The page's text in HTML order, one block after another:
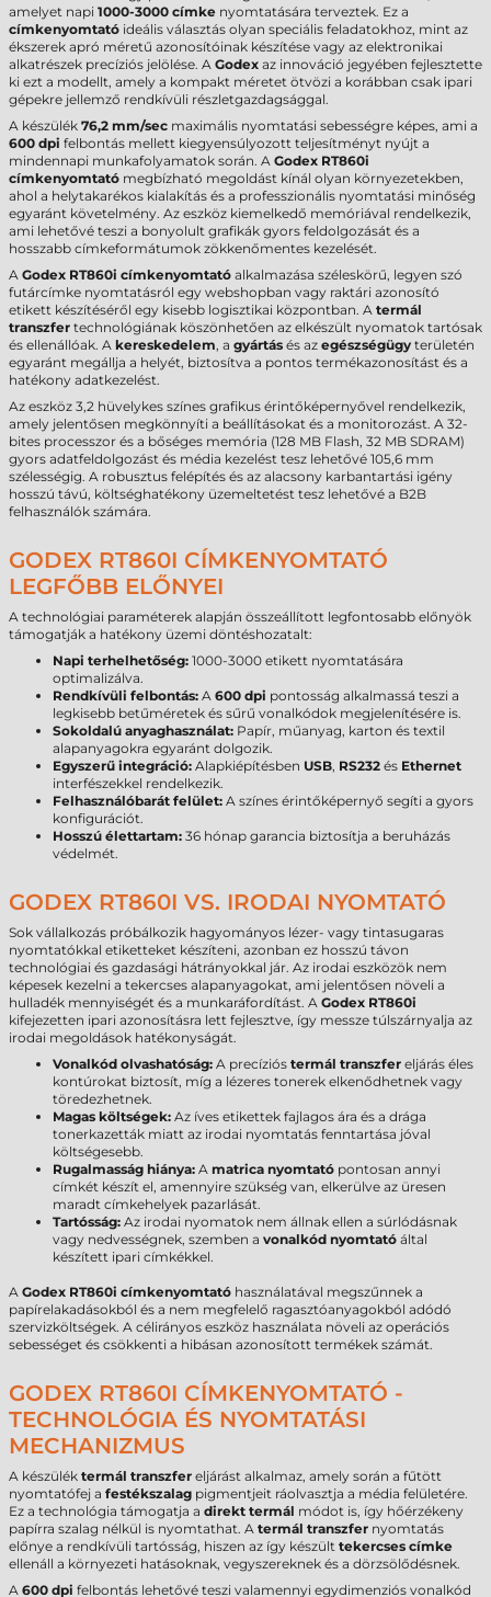
amelyet napi 1000-3000 címke nyomtatására terveztek. Ez a
címkenyomtató ideális választás olyan speciális feladatokhoz, mint az
ékszerek apró méretű azonosítóinak készítése vagy az elektronikai
alkatrészek precíziós jelölése. A Godex az innováció jegyében fejlesztette
ki ezt a modellt, amely a kompakt méretet ötvözi a korábban csak ipari
gépekre jellemző rendkívüli részletgazdagsággal.
A készülék 76,2 mm/sec maximális nyomtatási sebességre képes, ami a
600 dpi felbontás mellett kiegyensúlyozott teljesítményt nyújt a
mindennapi munkafolyamatok során. A Godex RT860i
címkenyomtató megbízható megoldást kínál olyan környezetekben,
ahol a helytakarékos kialakítás és a professzionális nyomtatási minőség
egyaránt követelmény. Az eszköz kiemelkedő memóriával rendelkezik,
ami lehetővé teszi a bonyolult grafikák gyors feldolgozását és a
hosszabb címkeformátumok zökkenőmentes kezelését.
A Godex RT860i címkenyomtató alkalmazása széleskörű, legyen szó
futárcímke nyomtatásról egy webshopban vagy raktári azonosító
etikett készítéséről egy kisebb logisztikai központban. A termál
transzfer technológiának köszönhetően az elkészült nyomatok tartósak
és ellenállóak. A kereskedelem, a gyártás és az egészségügy területén
egyaránt megállja a helyét, biztosítva a pontos termékazonosítást és a
hatékony adatkezelést.
Az eszköz 3,2 hüvelykes színes grafikus érintőképernyővel rendelkezik,
amely jelentősen megkönnyíti a beállításokat és a monitorozást. A 32-
bites processzor és a bőséges memória (128 MB Flash, 32 MB SDRAM)
gyors adatfeldolgozást és média kezelést tesz lehetővé 105,6 mm
szélességig. A robusztus felépítés és az alacsony karbantartási igény
hosszú távú, költséghatékony üzemeltetést tesz lehetővé a B2B
felhasználók számára.
GODEX RT860I CÍMKENYOMTATÓ
LEGFŐBB ELŐNYEI
A technológiai paraméterek alapján összeállított legfontosabb előnyök
támogatják a hatékony üzemi döntéshozatalt:
Napi terhelhetőség: 1000-3000 etikett nyomtatására
optimalizálva.
Rendkívüli felbontás: A 600 dpi pontosság alkalmassá teszi a
legkisebb betűméretek és sűrű vonalkódok megjelenítésére is.
Sokoldalú anyaghasználat: Papír, műanyag, karton és textil
alapanyagokra egyaránt dolgozik.
Egyszerű integráció: Alapkiépítésben USB, RS232 és Ethernet
interfészekkel rendelkezik.
Felhasználóbarát felület: A színes érintőképernyő segíti a gyors
konfigurációt.
Hosszú élettartam: 36 hónap garancia biztosítja a beruházás
védelmét.
GODEX RT860I VS. IRODAI NYOMTATÓ
Sok vállalkozás próbálkozik hagyományos lézer- vagy tintasugaras
nyomtatókkal etiketteket készíteni, azonban ez hosszú távon
technológiai és gazdasági hátrányokkal jár. Az irodai eszközök nem
képesek kezelni a tekercses alapanyagokat, ami jelentősen növeli a
hulladék mennyiségét és a munkaráfordítást. A Godex RT860i
kifejezetten ipari azonosításra lett fejlesztve, így messze túlszárnyalja az
irodai megoldások hatékonyságát.
Vonalkód olvashatóság: A precíziós termál transzfer eljárás éles
kontúrokat biztosít, míg a lézeres tonerek elkenődhetnek vagy
töredezhetnek.
Magas költségek: Az íves etikettek fajlagos ára és a drága
tonerkazetták miatt az irodai nyomtatás fenntartása jóval
költségesebb.
Rugalmasság hiánya: A matrica nyomtató pontosan annyi
címkét készít el, amennyire szükség van, elkerülve az üresen
maradt címkehelyek pazarlását.
Tartósság: Az irodai nyomatok nem állnak ellen a súrlódásnak
vagy nedvességnek, szemben a vonalkód nyomtató által
készített ipari címkékkel.
A Godex RT860i címkenyomtató használatával megszűnnek a
papírelakadásokból és a nem megfelelő ragasztóanyagokból adódó
szervizköltségek. A célirányos eszköz használata növeli az operációs
sebességet és csökkenti a hibásan azonosított termékek számát.
GODEX RT860I CÍMKENYOMTATÓ -
TECHNOLÓGIA ÉS NYOMTATÁSI
MECHANIZMUS
A készülék termál transzfer eljárást alkalmaz, amely során a fűtött
nyomtatófej a festékszalag pigmentjeit ráolvasztja a média felületére.
Ez a technológia támogatja a direkt termál módot is, így hőérzékeny
papírra szalag nélkül is nyomtathat. A termál transzfer nyomtatás
előnye a rendkívüli tartósság, hiszen az így készült tekercses címke
ellenáll a környezeti hatásoknak, vegyszereknek és a dörzsölődésnek.
A 600 dpi felbontás lehetővé teszi valamennyi egydimenziós vonalkód